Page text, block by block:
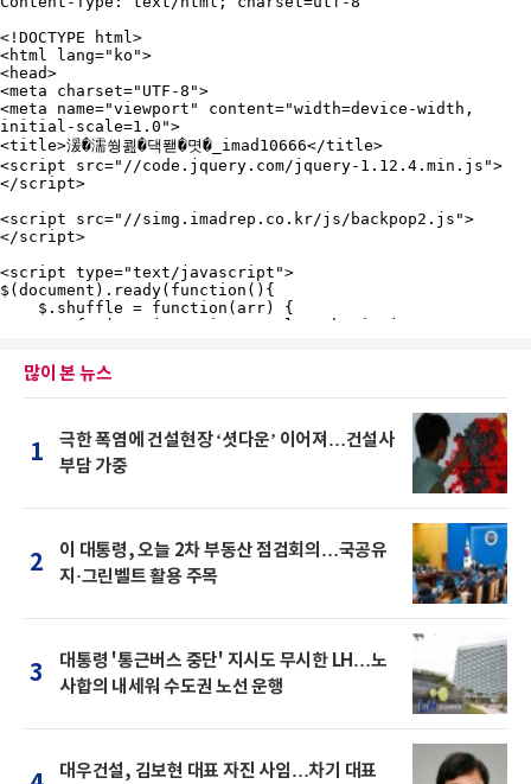
많이 본 뉴스
1
극한 폭염에 건설현장 ‘셧다운’ 이어져…건설사
부담 가중
2
이 대통령, 오늘 2차 부동산 점검회의…국공유
지·그린벨트 활용 주목
3
대통령 '통근버스 중단' 지시도 무시한 LH…노
사합의 내세워 수도권 노선 운행
대우건설, 김보현 대표 자진 사임…차기 대표